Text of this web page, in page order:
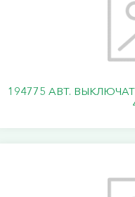
194775 АВТ.